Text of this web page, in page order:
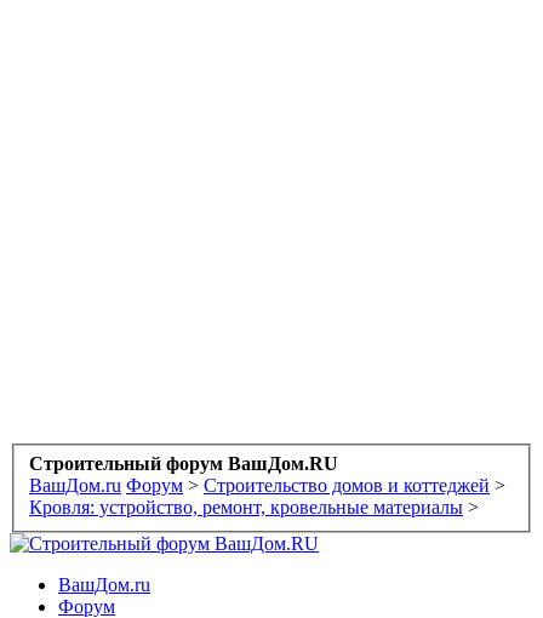
Строительный форум ВашДом.RU
ВашДом.ru Форум > Строительство домов и коттеджей >
Кровля: устройство, ремонт, кровельные материалы >
ВашДом.ru
Форум